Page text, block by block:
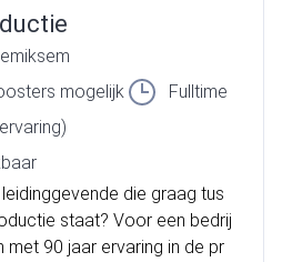
Operatoren voor e
mogelijk
Fulltime
die graag tus
staat? Voor een bedrij
met 90 jaar ervaring in de pr